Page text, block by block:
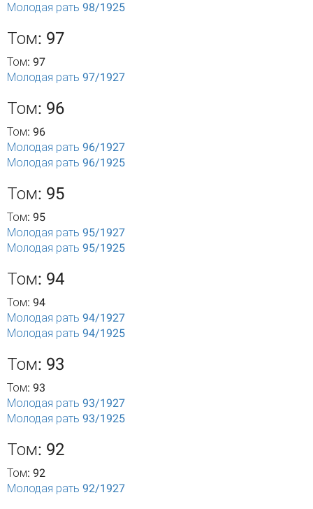
Молодая рать 98/1925
Том: 97
Том: 97
Молодая рать 97/1927
Том: 96
Том: 96
Молодая рать 96/1927
Молодая рать 96/1925
Том: 95
Том: 95
Молодая рать 95/1927
Молодая рать 95/1925
Том: 94
Том: 94
Молодая рать 94/1927
Молодая рать 94/1925
Том: 93
Том: 93
Молодая рать 93/1927
Молодая рать 93/1925
Том: 92
Том: 92
Молодая рать 92/1927